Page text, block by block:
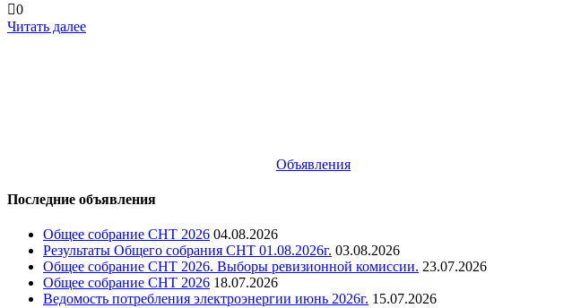
0
Читать далее
Объявления
Последние объявления
Общее собрание СНТ 2026 04.08.2026
Результаты Общего собрания СНТ 01.08.2026г. 03.08.2026
Общее собрание СНТ 2026. Выборы ревизионной комиссии. 23.07.2026
Общее собрание СНТ 2026 18.07.2026
Ведомость потребления электроэнергии июнь 2026г. 15.07.2026